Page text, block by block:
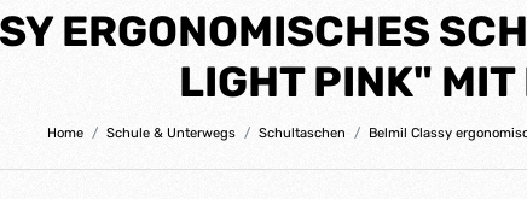
ERGONOMISCHES
LIGHT PINK"
Home Schule & Unterwegs Schultaschen Belmil Classy